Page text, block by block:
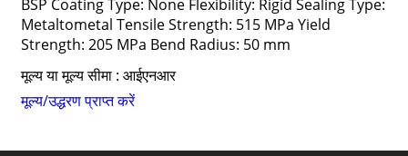
BSP Coating Type: None Flexibility: Rigid Sealing Type:
Metaltometal Tensile Strength: 515 MPa Yield
Strength: 205 MPa Bend Radius: 50 mm
मूल्य या मूल्य सीमा : आईएनआर
मूल्य/उद्धरण प्राप्त करें